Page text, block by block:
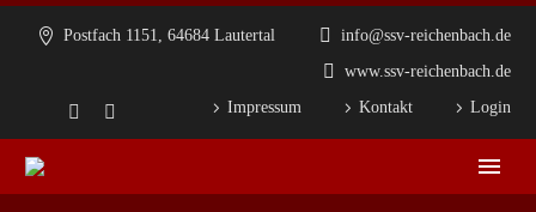
Postfach 1151, 64684 Lautertal
info@ssv-reichenbach.de
www.ssv-reichenbach.de
Impressum
Kontakt Login